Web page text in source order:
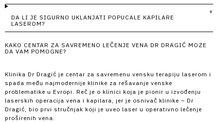
DA LI JE SIGURNO UKLANJATI POPUCALE KAPILARE
LASEROM?
KAKO CENTAR ZA SAVREMENO LEČENJE VENA DR DRAGIĆ MOZE
DA VAM POMOGNE?
Klinika Dr Dragić je centar za savremenu vensku terapiju laserom i
spada među najmodernije klinike za rešavanje venske
problematike u Evropi. Reč je o klinici koja je pionir u izvođenju
laserskih operacija vena i kapilara, jer je osnivač klinike – Dr
Dragić, bio prvi stručnjak koji je uveo laser u operativno lečenje
proširenih vena.